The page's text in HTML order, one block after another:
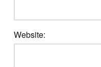
Website: